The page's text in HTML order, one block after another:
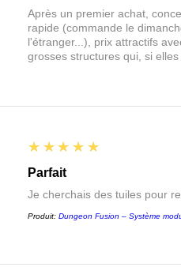
Après un premier achat,
rapide (commande le
l'étranger...), prix attractifs
grosses structures qui, si
5
★★★★★
Parfait
Je cherchais des tuiles pour
Produit: Dungeon Fusion – Système